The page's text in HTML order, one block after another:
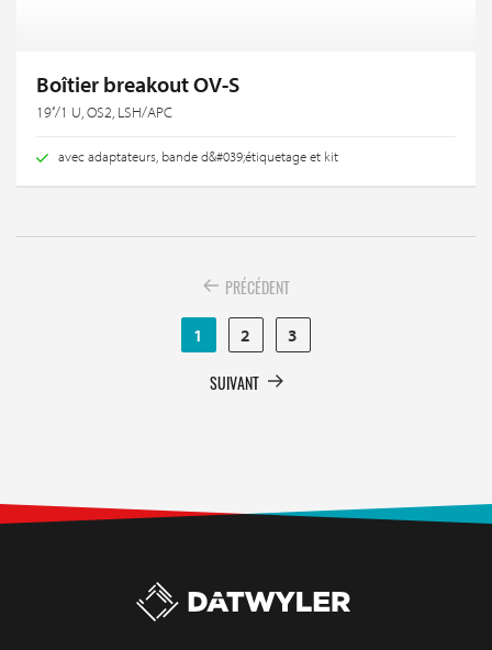
Boîtier breakout OV-S
19‘‘/1 U, OS2, LSH/APC
avec adaptateurs, bande d&#039;étiquetage et kit
PRÉCÉDENT
1 2 3
SUIVANT